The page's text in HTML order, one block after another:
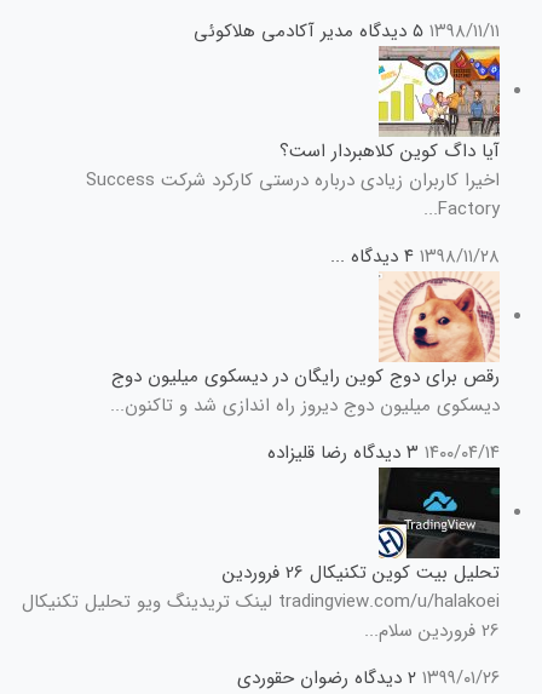
۱۳۹۸/۱۱/۱۱ ۵ دیدگاه مدیر آکادمی هلاکوئی
آیا داگ کوین کلاهبردار است؟
اخیرا کاربران زیادی درباره درستی کارکرد شرکت Success
Factory...
۱۳۹۸/۱۱/۲۸ ۴ دیدگاه ...
رقص برای دوج کوین رایگان در دیسکوی میلیون دوج
دیسکوی میلیون دوج دیروز راه اندازی شد و تاکنون...
۱۴۰۰/۰۴/۱۴ ۳ دیدگاه رضا قلیزاده
تحلیل بیت کوین تکنیکال 26 فروردین
tradingview.com/u/halakoei لینک تریدینگ ویو تحلیل تکنیکال
26 فروردین سلام...
۱۳۹۹/۰۱/۲۶ ۲ دیدگاه
رضوان حقوردی